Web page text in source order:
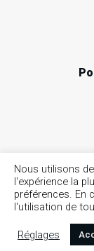
©
Nous utilisons
l'expérience la
préférences. En
l'utilisation de
Réglages